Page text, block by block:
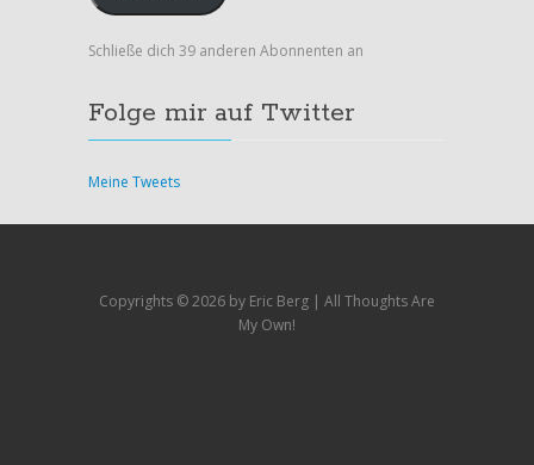
Schließe dich 39 anderen Abonnenten an
Folge mir auf Twitter
Meine Tweets
Copyrights ©2026 by Eric Berg | All Thoughts Are
My Own!